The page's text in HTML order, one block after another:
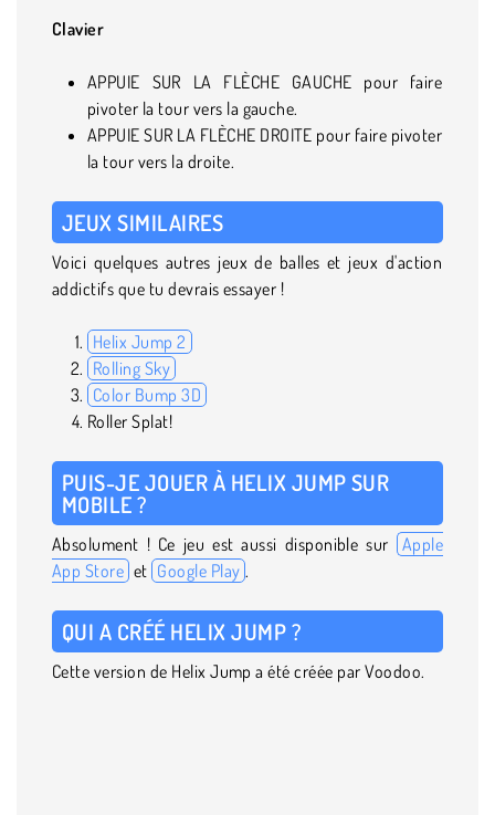
Clavier
APPUIE SUR LA FLÈCHE GAUCHE pour faire
pivoter la tour vers la gauche.
APPUIE SUR LA FLÈCHE DROITE pour faire pivoter
la tour vers la droite.
JEUX SIMILAIRES
Voici quelques autres jeux de balles et jeux d'action
addictifs que tu devrais essayer !
Helix Jump 2
Rolling Sky
Color Bump 3D
Roller Splat!
PUIS-JE JOUER À HELIX JUMP SUR
MOBILE ?
Absolument ! Ce jeu est aussi disponible sur
Apple
App Store et Google Play .
QUI A CRÉÉ HELIX JUMP ?
Cette version de Helix Jump a été créée par Voodoo.